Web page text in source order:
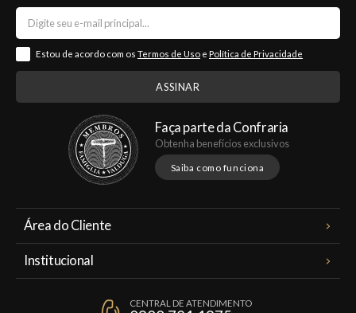
Estou de acordo com os Termos de Uso e Política de Privacidade
Faça parte da Confraria
Obtenha benefícios exclusivos
Saiba como funciona
Área do Cliente
Institucional
Política de PrivacidadeCENTRAL DE ATENDIMENTO